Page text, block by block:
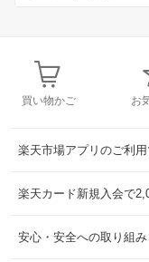
買い物かご お
楽天市場アプリのご利
楽天カード新規入会で
安心・安全への取り組み